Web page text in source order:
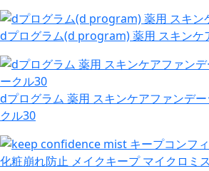
dプログラム(d program) 薬用 スキンケ
dプログラム 薬用 スキンケアファンデ
クル30